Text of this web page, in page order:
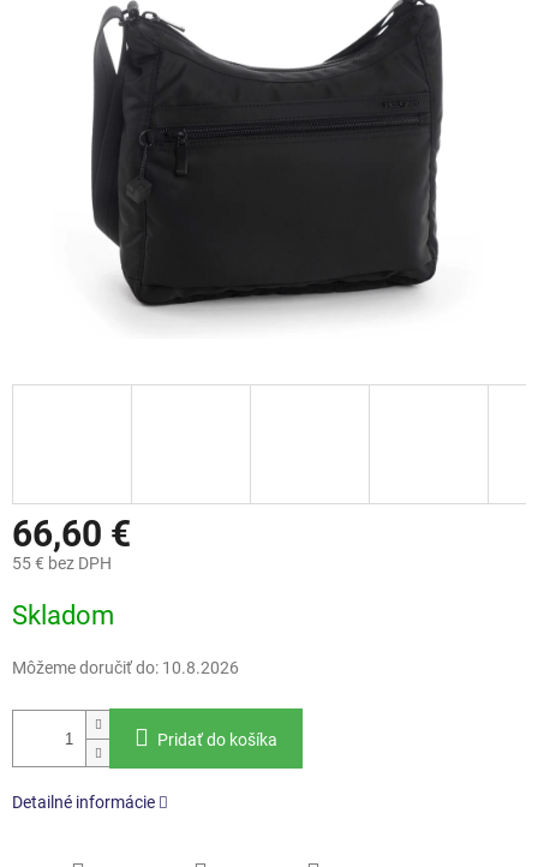
66,60 €
55 € bez DPH
cena:
Skladom
Môžeme doručiť do: 10.8.2026
Pridať do košíka
Detailné informácie